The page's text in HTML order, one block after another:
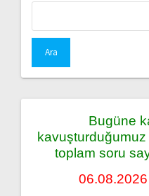
Bugüne
toplam soru